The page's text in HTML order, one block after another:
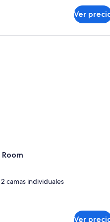
Ver
camas individuales
Ver